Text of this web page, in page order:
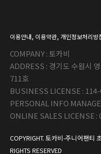
이용안내, 이용약관, 개인정보처리방
COMPANY : 토카비
ADDRESS : 경기도 수원시
711호
BUSINESS LICENSE :
PERSONAL INFO
ONLINE SALES LICENSE :
COPYRIGHT. 토카비-주니어팬티
RIGHTS RESERVED